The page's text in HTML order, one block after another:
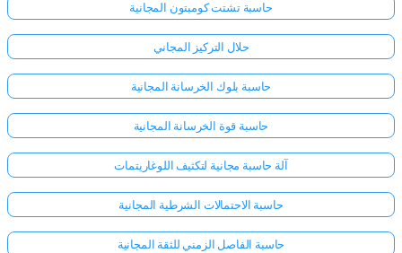
حاسبة تشتت كومبتون المجانية
حلال التركيز المجاني
حاسبة بلوك الخرسانة المجانية
حاسبة قوة الخرسانة المجانية
آلة حاسبة مجانية لتكثيف اللوغاريتمات
حاسبة الاحتمالات الشرطية المجانية
حاسبة الفاصل الزمني للثقة المجانية